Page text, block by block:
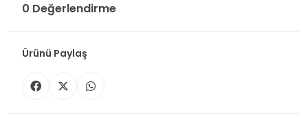
0 Değerlendirme
Ürünü Paylaş